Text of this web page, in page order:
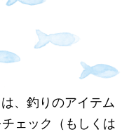
、釣りのアイテム
ェック（もしくは